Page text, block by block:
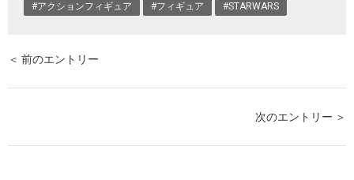
#アクションフィギュア #フィギュア #STARWARS
＜ 前のエントリー
次のエントリー ＞